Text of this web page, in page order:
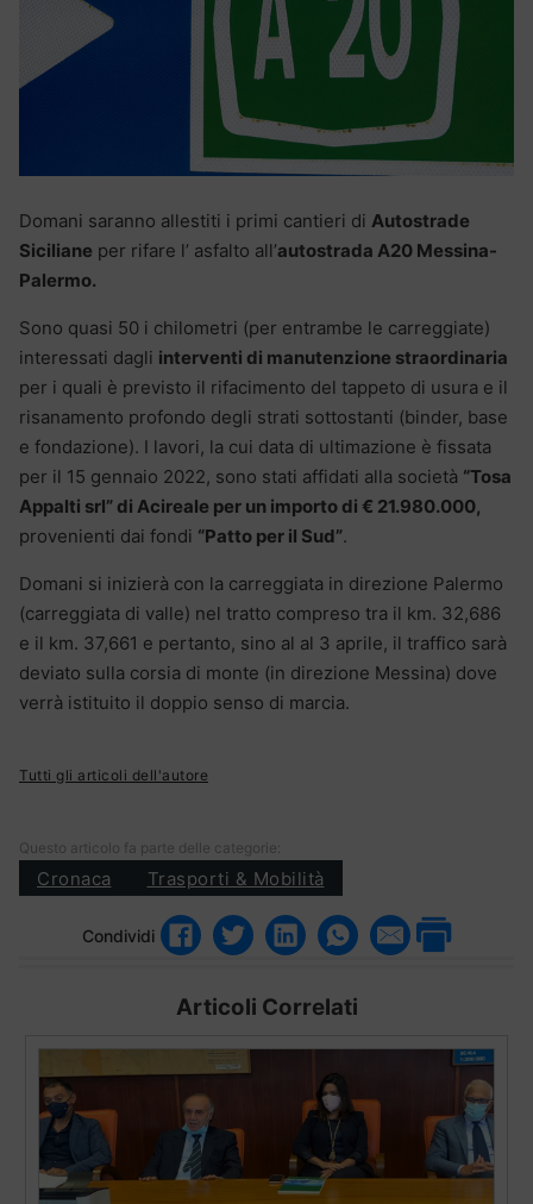
Domani saranno allestiti i primi cantieri di Autostrade
Siciliane per rifare l’ asfalto all’autostrada A20 Messina-
Palermo.
Sono quasi 50 i chilometri (per entrambe le carreggiate)
interessati dagli interventi di manutenzione straordinaria
per i quali è previsto il rifacimento del tappeto di usura e il
risanamento profondo degli strati sottostanti (binder, base
e fondazione). I lavori, la cui data di ultimazione è fissata
per il 15 gennaio 2022, sono stati affidati alla società “Tosa
Appalti srl” di Acireale per un importo di € 21.980.000,
provenienti dai fondi “Patto per il Sud”.
Domani si inizierà con la carreggiata in direzione Palermo
(carreggiata di valle) nel tratto compreso tra il km. 32,686
e il km. 37,661 e pertanto, sino al al 3 aprile, il traffico sarà
deviato sulla corsia di monte (in direzione Messina) dove
verrà istituito il doppio senso di marcia.
Tutti gli articoli dell'autore
Questo articolo fa parte delle categorie:
Cronaca Trasporti & Mobilità
Condividi
Articoli Correlati